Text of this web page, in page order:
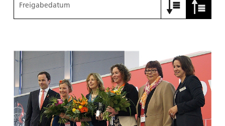
Freigabedatum